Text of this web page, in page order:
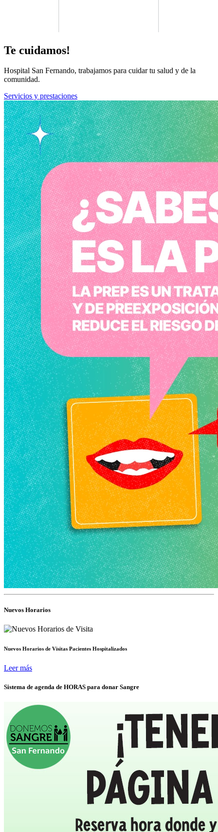
Te cuidamos!
Hospital San Fernando, trabajamos para cuidar tu salud y de la
comunidad.
Servicios y prestaciones
Nuevos Horarios
Nuevos Horarios de Visitas Pacientes Hospitalizados
Leer más
Sistema de agenda de HORAS para donar Sangre